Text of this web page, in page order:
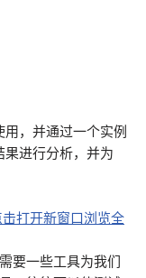
，并通过一个实例
果进行分析，并为
要一些工具为我们